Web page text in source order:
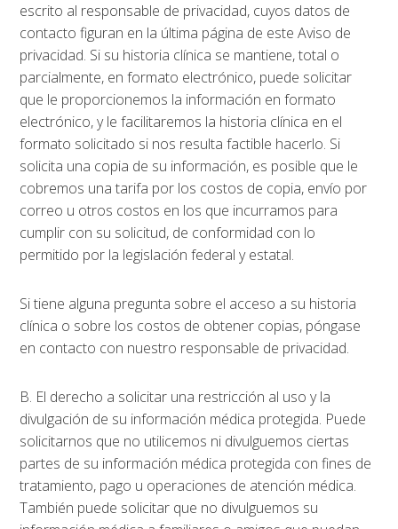
escrito al responsable de privacidad, cuyos datos de
contacto figuran en la última página de este Aviso de
privacidad. Si su historia clínica se mantiene, total o
parcialmente, en formato electrónico, puede solicitar
que le proporcionemos la información en formato
electrónico, y le facilitaremos la historia clínica en el
formato solicitado si nos resulta factible hacerlo. Si
solicita una copia de su información, es posible que le
cobremos una tarifa por los costos de copia, envío por
correo u otros costos en los que incurramos para
cumplir con su solicitud, de conformidad con lo
permitido por la legislación federal y estatal.
Si tiene alguna pregunta sobre el acceso a su historia
clínica o sobre los costos de obtener copias, póngase
en contacto con nuestro responsable de privacidad.
B. El derecho a solicitar una restricción al uso y la
divulgación de su información médica protegida. Puede
solicitarnos que no utilicemos ni divulguemos ciertas
partes de su información médica protegida con fines de
tratamiento, pago u operaciones de atención médica.
También puede solicitar que no divulguemos su